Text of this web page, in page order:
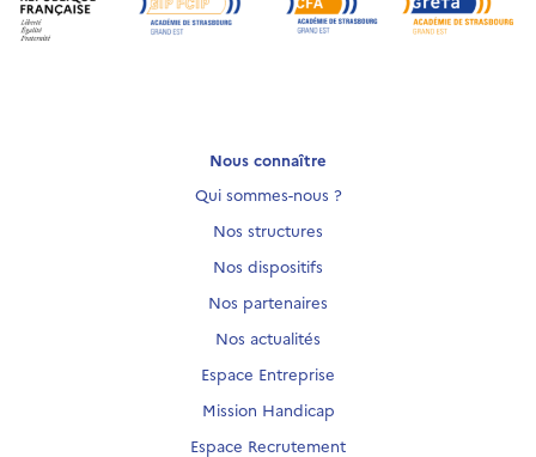
Nous connaître
Qui sommes-nous ?
Nos structures
Nos dispositifs
Nos partenaires
Nos actualités
Espace Entreprise
Mission Handicap
Espace Recrutement